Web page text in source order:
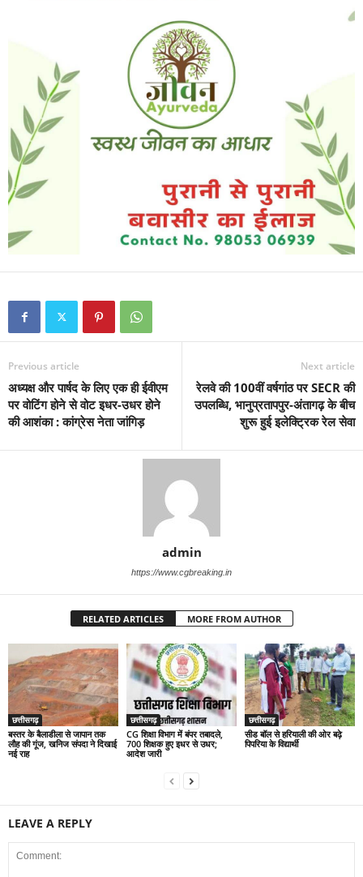
Previous article
अध्यक्ष और पार्षद के लिए एक ही ईवीएम
पर वोटिंग होने से वोट इधर-उधर होने
की आशंका : कांग्रेस नेता जांगिड़
Next article
रेलवे की 100वीं वर्षगांठ पर SECR की
उपलब्धि, भानुप्रतापपुर-अंतागढ़ के बीच
शुरू हुई इलेक्ट्रिक रेल सेवा
admin
https://www.cgbreaking.in
RELATED ARTICLES MORE FROM AUTHOR
छत्तीसगढ़
बस्तर के बैलाडीला से जापान तक
लौह की गूंज, खनिज संपदा ने दिखाई
नई राह
छत्तीसगढ़
CG शिक्षा विभाग में बंपर तबादले,
700 शिक्षक हुए इधर से उधर;
आदेश जारी
छत्तीसगढ़
सीड बॉल से हरियाली की ओर बढ़े
पिपरिया के विद्यार्थी
LEAVE A REPLY